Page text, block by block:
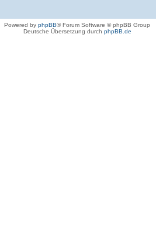
Powered by phpBB® Forum Software © phpBB Group
Deutsche Übersetzung durch phpBB.de